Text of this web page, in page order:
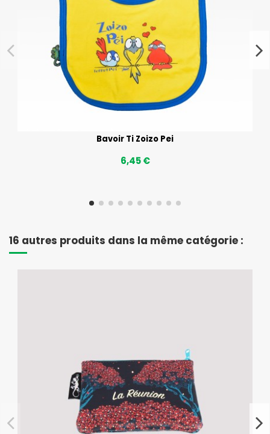
Bavoir Ti Zoizo Pei
6,45 €
16 autres produits dans la même catégorie :